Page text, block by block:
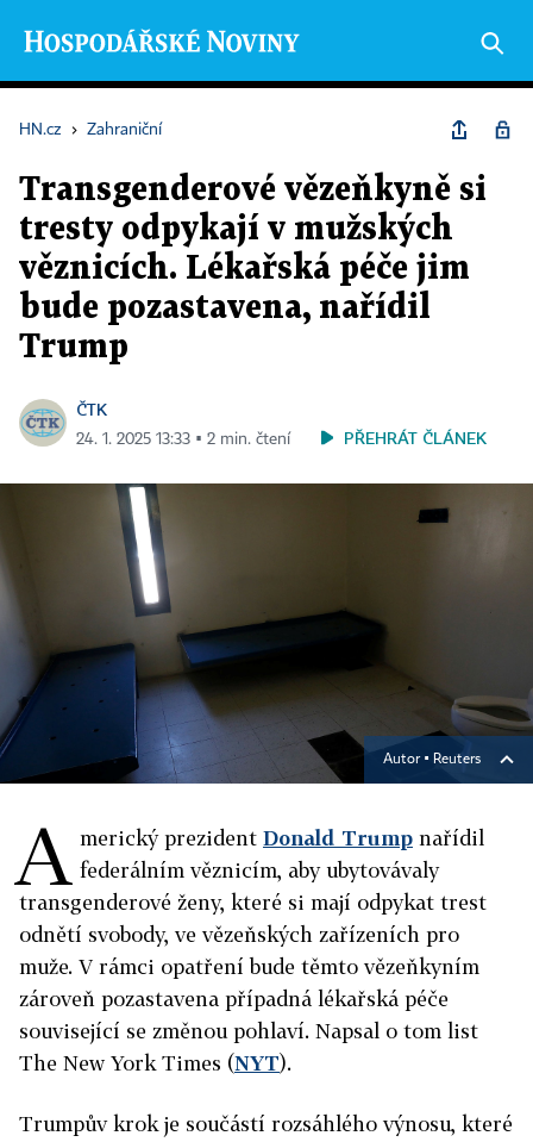
HN.cz › Zahraniční
Transgenderové vězeňkyně si
tresty odpykají v mužských
věznicích. Lékařská péče jim
bude pozastavena, nařídil
Trump
ČTK
24. 1. 2025 13:33 ▪ 2 min. čtení PŘEHRÁT ČLÁNEK
Autor ▪ Reuters
A merický prezident Donald Trump nařídil
federálním věznicím, aby ubytovávaly
transgenderové ženy, které si mají odpykat trest
odnětí svobody, ve vězeňských zařízeních pro
muže. V rámci opatření bude těmto vězeňkyním
zároveň pozastavena případná lékařská péče
související se změnou pohlaví. Napsal o tom list
The New York Times (NYT).
Trumpův krok je součástí rozsáhlého výnosu, které